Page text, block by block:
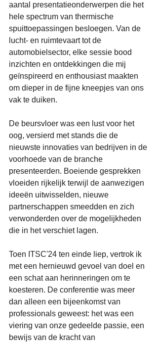
aantal presentatieonderwerpen die het
hele spectrum van thermische
spuittoepassingen besloegen. Van de
lucht- en ruimtevaart tot de
automobielsector, elke sessie bood
inzichten en ontdekkingen die mij
geïnspireerd en enthousiast maakten
om dieper in de fijne kneepjes van ons
vak te duiken.
De beursvloer was een lust voor het
oog, versierd met stands die de
nieuwste innovaties van bedrijven in de
voorhoede van de branche
presenteerden. Boeiende gesprekken
vloeiden rijkelijk terwijl de aanwezigen
ideeën uitwisselden, nieuwe
partnerschappen smeedden en zich
verwonderden over de mogelijkheden
die in het verschiet lagen.
Toen ITSC'24 ten einde liep, vertrok ik
met een hernieuwd gevoel van doel en
een schat aan herinneringen om te
koesteren. De conferentie was meer
dan alleen een bijeenkomst van
professionals geweest: het was een
viering van onze gedeelde passie, een
bewijs van de kracht van